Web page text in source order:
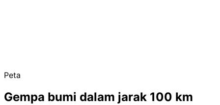
Peta
Gempa bumi dalam jarak 100 km